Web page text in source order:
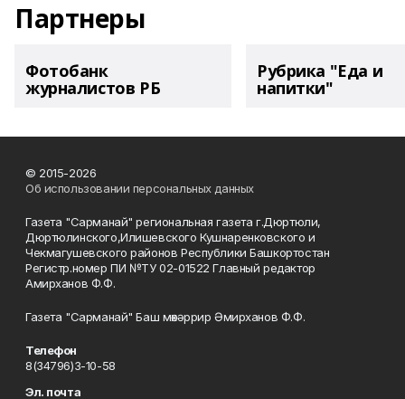
Партнеры
Фотобанк
журналистов РБ
Рубрика "Еда и
напитки"
© 2015-2026
Об использовании персональных данных
Газета "Сарманай" региональная газета г.Дюртюли,
Дюртюлинского,Илишевского Кушнаренковского и
Чекмагушевского районов Республики Башкортостан
Регистр.номер ПИ №ТУ 02-01522 Главный редактор
Амирханов Ф.Ф.
Газета "Сарманай" Баш мөхәррир Әмирханов Ф.Ф.
Телефон
8(34796)3-10-58
Эл. почта